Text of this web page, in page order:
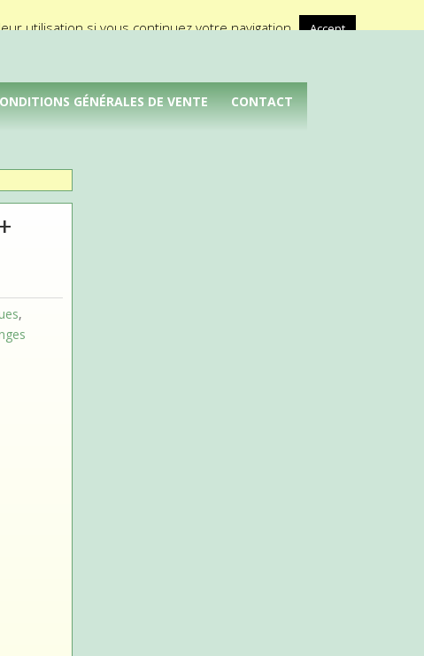
A propos de Médical Promotion
GÉNÉRALES DE VENTE CONTACT
,
utilisation si vous continuez votre navigation. Accept